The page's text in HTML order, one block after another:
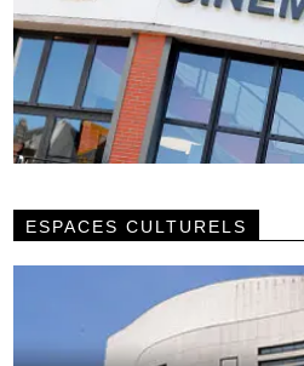
ESPACES CULTURELS